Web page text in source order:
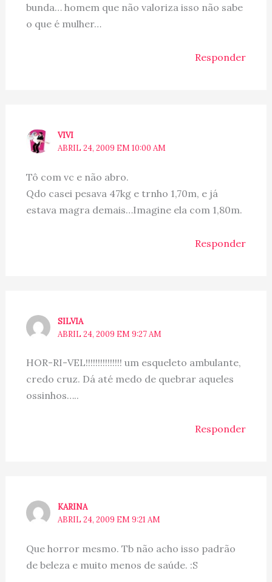
bunda… homem que não valoriza isso não sabe
o que é mulher…
Responder
VIVI
ABRIL 24, 2009 EM 10:00 AM
Tô com vc e não abro.
Qdo casei pesava 47kg e trnho 1,70m, e já
estava magra demais…Imagine ela com 1,80m.
Responder
SILVIA
ABRIL 24, 2009 EM 9:27 AM
HOR-RI-VEL!!!!!!!!!!!!!!! um esqueleto ambulante,
credo cruz. Dá até medo de quebrar aqueles
ossinhos…..
Responder
KARINA
ABRIL 24, 2009 EM 9:21 AM
Que horror mesmo. Tb não acho isso padrão
de beleza e muito menos de saúde. :S